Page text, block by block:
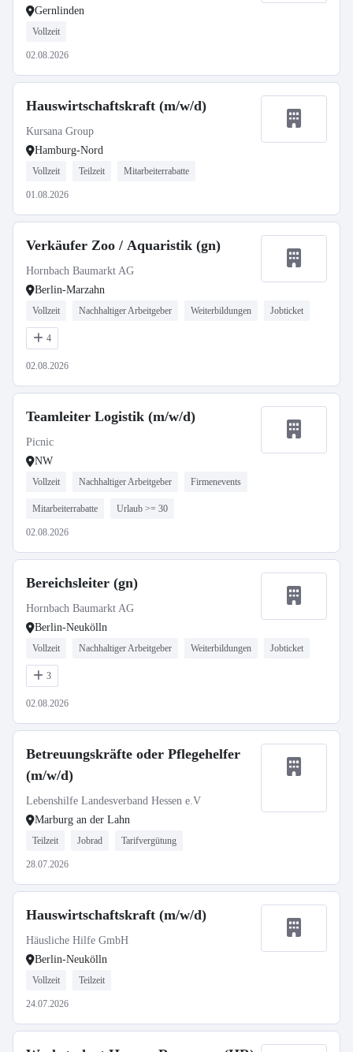
Gernlinden
Vollzeit
02.08.2026
Hauswirtschaftskraft (m/w/d)
Kursana Group
Hamburg-Nord
Vollzeit Teilzeit Mitarbeiterrabatte
01.08.2026
Verkäufer Zoo / Aquaristik (gn)
Hornbach Baumarkt AG
Berlin-Marzahn
Vollzeit Nachhaltiger Arbeitgeber Weiterbildungen Jobticket
4
02.08.2026
Teamleiter Logistik (m/w/d)
Picnic
NW
Vollzeit Nachhaltiger Arbeitgeber Firmenevents
Mitarbeiterrabatte Urlaub >= 30
02.08.2026
Bereichsleiter (gn)
Hornbach Baumarkt AG
Berlin-Neukölln
Vollzeit Nachhaltiger Arbeitgeber Weiterbildungen Jobticket
3
02.08.2026
Betreuungskräfte oder Pflegehelfer
(m/w/d)
Lebenshilfe Landesverband Hessen e.V
Marburg an der Lahn
Teilzeit Jobrad Tarifvergütung
28.07.2026
Hauswirtschaftskraft (m/w/d)
Häusliche Hilfe GmbH
Berlin-Neukölln
Vollzeit Teilzeit
24.07.2026